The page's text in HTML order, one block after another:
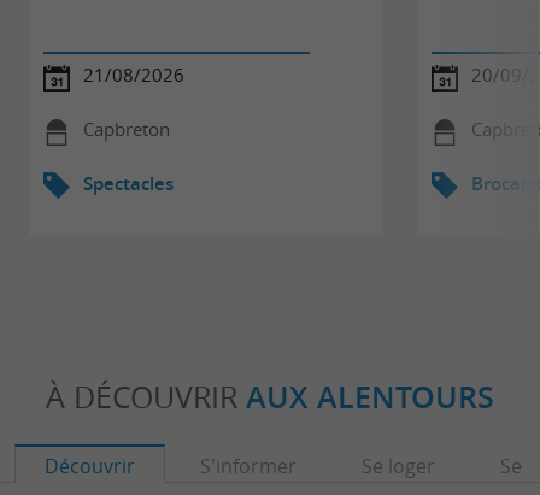
21/08/2026
Capbreton
Spectacles
20/09/
À DÉCOUVRIR AUX ALENTOURS
Découvrir S'informer Se loger Se